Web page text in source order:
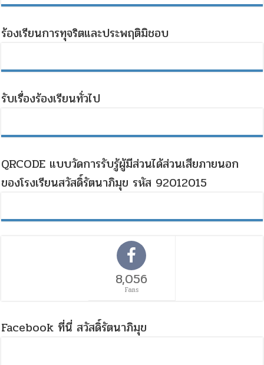
ร้องเรียนการทุจริตและประพฤติมิชอบ
รับเรื่องร้องเรียนทั่วไป
QRCODE แบบวัดการรับรู้ผู้มีส่วนได้ส่วนเสียภายนอก
ของโรงเรียนสวัสดิ์รัตนาภิมุข รหัส 92012015
8,056
Fans
Facebook ที่นี่ สวัสดิ์รัตนาภิมุข